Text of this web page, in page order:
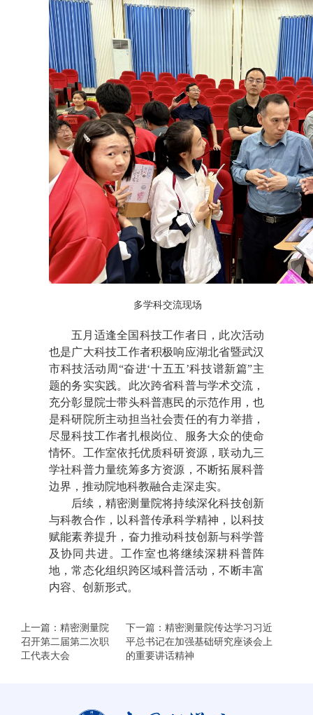
多学科交流现场
五月适逢全国科技工作者日，此次活动
也是广大科技工作者积极响应湖北省暨武汉
市科技活动周“奋进‘十五五’科技谱新篇”主
题的务实实践。此次跨省科普与学术交流，
充分彰显院士带头科普惠民的示范作用，也
是科研院所主动担当社会责任的有力举措，
尽显科技工作者扎根岗位、服务大众的使命
情怀。工作室依托优质科研资源，联动九三
学社科普力量统筹多方资源，不断拓展科普
边界，推动院地科教融合走深走实。
后续，精密测量院将持续深化科技创新
与科教合作，以科普传承科学精神，以科技
赋能素养提升，奋力推动科技创新与科学普
及协同共进。工作室也将继续深耕科普阵
地，常态化组织跨区域科普活动，不断丰富
内容、创新形式。
上一篇：精密测量院
召开第二届第二次职
工代表大会
下一篇：精密测量院传达学习习近
平总书记在加强基础研究座谈会上
的重要讲话精神